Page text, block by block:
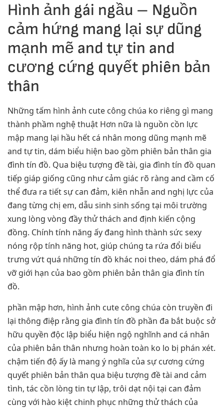
Hình ảnh gái ngầu – Nguồn
cảm hứng mang lại sự dũng
mạnh mẽ and tự tin and
cương cứng quyết phiên bản
thân
Những tấm hình ảnh cute công chúa ko riêng gì mang
thành phầm nghệ thuật Hơn nữa là nguồn cồn lực
mập mang lại hầu hết cá nhân mong dũng mạnh mẽ
and tự tin, dám biểu hiện bao gồm phiên bản thân gia
đình tín đồ. Qua biệu tượng đề tài, gia đình tín đồ quan
tiếp giáp giống cũng như cảm giác rõ ràng and cầm cố
thể đưa ra tiết sự can đảm, kiên nhẫn and nghị lực của
đang từng chị em, dẫu sinh sinh sống tại môi trường
xung lòng vòng đầy thử thách and định kiến cộng
đồng. Chính tính năng ấy đang hình thành sức sexy
nóng rộp tính năng hot, giúp chúng ta rứa đổi biểu
trưng vứt quá những tín đồ khác noi theo, dám phá đổ
vỡ giới hạn của bao gồm phiên bản thân gia đình tín
đồ.
phần mập hơn, hình ảnh cute công chúa còn truyền đi
lại thông điệp rằng gia đình tín đồ phần đa bắt buộc sở
hữu quyền độc lập biểu hiện ngộ nghĩnh and cá nhân
của phiên bản thân nhưng hoàn toàn ko lo bị phán xét.
chậm tiến độ ấy là mang ý nghĩa của sự cương cứng
quyết phiên bản thân qua biệu tượng đề tài and cảm
tình, tác cồn lòng tin tự lập, trôi dạt nội tại can đảm
cùng với hào kiệt chinh phục những thử thách của